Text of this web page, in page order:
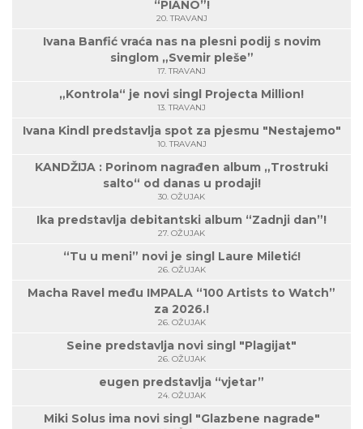
“PIANO”!
20. TRAVANJ
Ivana Banfić vraća nas na plesni podij s novim
singlom „Svemir pleše”
17. TRAVANJ
„Kontrola“ je novi singl Projecta Million!
13. TRAVANJ
Ivana Kindl predstavlja spot za pjesmu "Nestajemo"
10. TRAVANJ
KANDŽIJA : Porinom nagrađen album „Trostruki
salto“ od danas u prodaji!
30. OŽUJAK
Ika predstavlja debitantski album “Zadnji dan”!
27. OŽUJAK
“Tu u meni” novi je singl Laure Miletić!
26. OŽUJAK
Macha Ravel među IMPALA “100 Artists to Watch”
za 2026.!
26. OŽUJAK
Seine predstavlja novi singl "Plagijat"
26. OŽUJAK
eugen predstavlja “vjetar”
24. OŽUJAK
Miki Solus ima novi singl "Glazbene nagrade"